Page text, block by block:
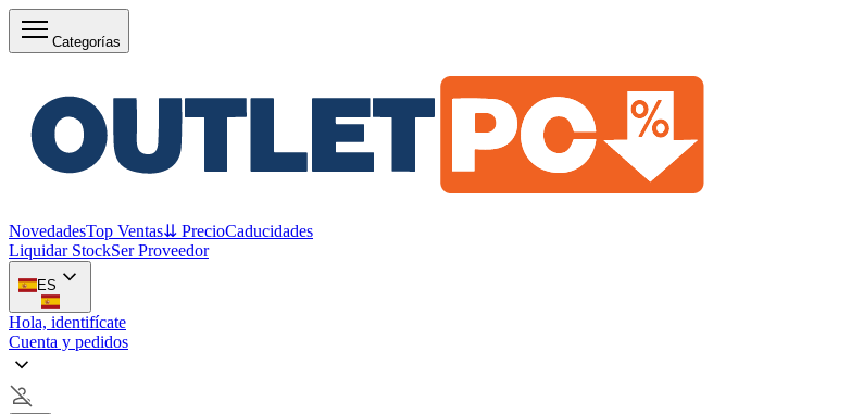
Categorías
NovedadesTop Ventas⇊ PrecioCaducidades
Liquidar StockSer Proveedor
ES
Hola, identifícate
Cuenta y pedidos